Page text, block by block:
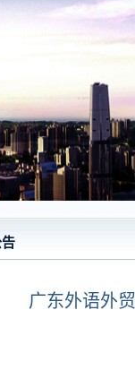
广东外语外